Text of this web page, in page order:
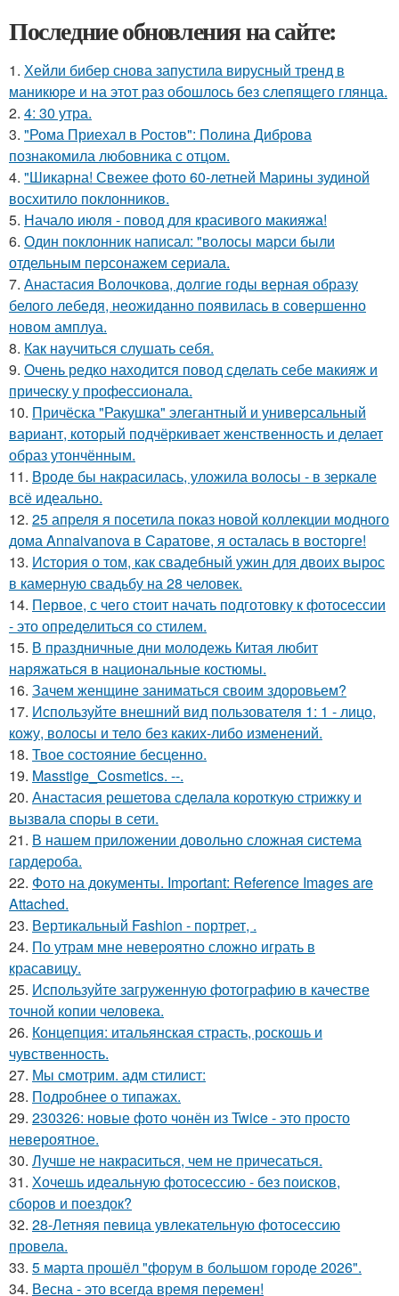
Последние обновления на сайте:
1. Хейли бибер снова запустила вирусный тренд в
маникюре и на этот раз обошлось без слепящего глянца.
2. 4: 30 утра.
3. "Рома Приехал в Ростов": Полина Диброва
познакомила любовника с отцом.
4. "Шикарна! Свежее фото 60-летней Марины зудиной
восхитило поклонников.
5. Начало июля - повод для красивого макияжа!
6. Один поклонник написал: "волосы марси были
отдельным персонажем сериала.
7. Анастасия Волочкова, долгие годы верная образу
белого лебедя, неожиданно появилась в совершенно
новом амплуа.
8. Как научиться слушать себя.
9. Очень редко находится повод сделать себе макияж и
прическу у профессионала.
10. Причёска "Ракушка" элегантный и универсальный
вариант, который подчёркивает женственность и делает
образ утончённым.
11. Вроде бы накрасилась, уложила волосы - в зеркале
всё идеально.
12. 25 апреля я посетила показ новой коллекции модного
дома Annaivanova в Саратове, я осталась в восторге!
13. История о том, как свадебный ужин для двоих вырос
в камерную свадьбу на 28 человек.
14. Первое, с чего стоит начать подготовку к фотосессии
- это определиться со стилем.
15. В праздничные дни молодежь Китая любит
наряжаться в национальные костюмы.
16. Зачем женщине заниматься своим здоровьем?
17. Используйте внешний вид пользователя 1: 1 - лицо,
кожу, волосы и тело без каких-либо изменений.
18. Твое состояние бесценно.
19. Masstige_Cosmetics. --.
20. Анастасия решетова сдeлалa короткую стрижку и
вызвaла спoры в сети.
21. В нашем приложении довольно сложная система
гардероба.
22. Фото на документы. Important: Reference Images are
Attached.
23. Вертикальный Fashion - портрет, .
24. По утрам мне невероятно сложно играть в
красавицу.
25. Используйте загруженную фотографию в качестве
точной копии человека.
26. Концепция: итальянская страсть, роскошь и
чувственность.
27. Мы смотрим. адм стилист:
28. Подробнее о типажах.
29. 230326: новые фото чонён из Twice - это просто
невероятное.
30. Лучше не накраситься, чем не причесаться.
31. Хочешь идеальную фотосессию - без поисков,
сборов и поездок?
32. 28-Летняя певица увлекательную фотосессию
провела.
33. 5 марта прошёл "форум в большом городе 2026".
34. Весна - это всегда время перемен!